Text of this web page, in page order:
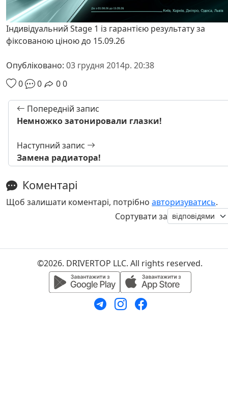
Індивідуальний Stage 1 із гарантією результату за
фіксованою ціною до 15.09.26
Опубліковано: 03 грудня 2014р. 20:38
0
0 00
Попередній запис
Немножко затонировали глазки!
Наступний запис
Замена радиатора!
Коментарі
Щоб залишати коментарі, потрібно авторизуватись.
Сортувати за
©2026. DRIVERTOP LLC. All rights reserved.